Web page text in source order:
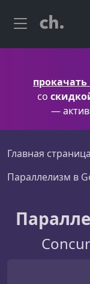
со
—
Главная страница
Параллелизм в